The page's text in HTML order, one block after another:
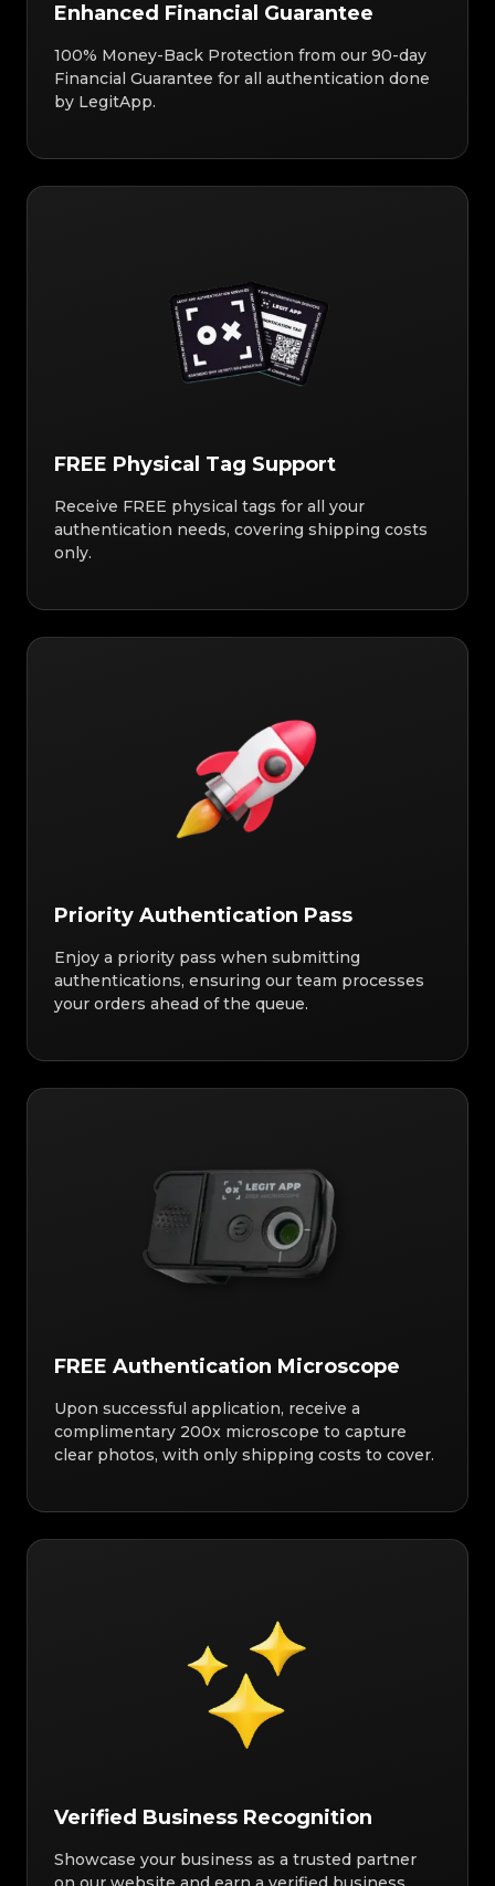
Enhanced Financial Guarantee
100% Money-Back Protection from our 90-day
Financial Guarantee for all authentication done
by LegitApp.
FREE Physical Tag Support
Receive FREE physical tags for all your
authentication needs, covering shipping costs
only.
Priority Authentication Pass
Enjoy a priority pass when submitting
authentications, ensuring our team processes
your orders ahead of the queue.
FREE Authentication Microscope
Upon successful application, receive a
complimentary 200x microscope to capture
clear photos, with only shipping costs to cover.
Verified Business Recognition
Showcase your business as a trusted partner